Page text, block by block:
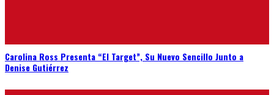
Carolina Ross Presenta “El Target”, Su Nuevo Sencillo Junto a
Denise Gutiérrez